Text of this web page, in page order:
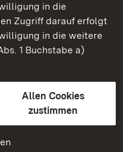
in die
Zugriff darauf erfolgt
in die weitere
1 Buchstabe a)
Allen Cookies
zustimmen
Baden-Württemberg